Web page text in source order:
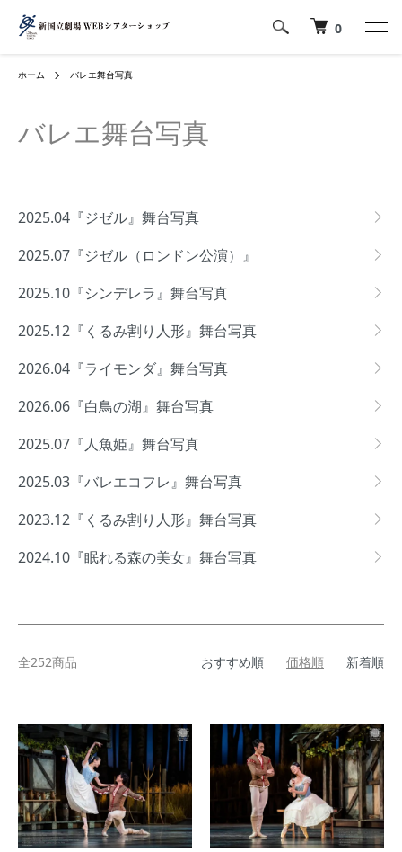
0
ホーム バレエ舞台写真
バレエ舞台写真
2025.04『ジゼル』舞台写真
2025.07『ジゼル（ロンドン公演）』
2025.10『シンデレラ』舞台写真
2025.12『くるみ割り人形』舞台写真
2026.04『ライモンダ』舞台写真
2026.06『白鳥の湖』舞台写真
2025.07『人魚姫』舞台写真
2025.03『バレエコフレ』舞台写真
2023.12『くるみ割り人形』舞台写真
2024.10『眠れる森の美女』舞台写真
全252商品 おすすめ順 価格順 新着順